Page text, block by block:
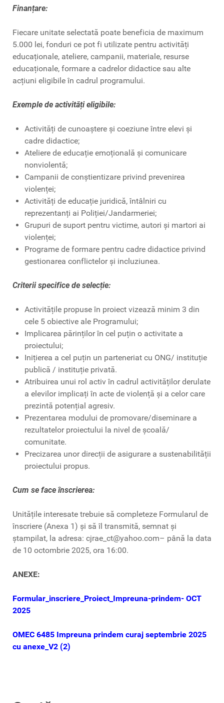
Finanțare:
Fiecare unitate selectată poate beneficia de maximum
5.000 lei, fonduri ce pot fi utilizate pentru activități
educaționale, ateliere, campanii, materiale, resurse
educaționale, formare a cadrelor didactice sau alte
acțiuni eligibile în cadrul programului.
Exemple de activități eligibile:
Activități de cunoaștere și coeziune între elevi și
cadre didactice;
Ateliere de educație emoțională și comunicare
nonviolentă;
Campanii de conștientizare privind prevenirea
violenței;
Activități de educație juridică, întâlniri cu
reprezentanți ai Poliției/Jandarmeriei;
Grupuri de suport pentru victime, autori și martori ai
violenței;
Programe de formare pentru cadre didactice privind
gestionarea conflictelor și incluziunea.
Criterii specifice de selecție:
Activitățile propuse în proiect vizează minim 3 din
cele 5 obiective ale Programului;
Implicarea părinților în cel puțin o activitate a
proiectului;
Inițierea a cel puțin un parteneriat cu ONG/ instituție
publică / instituție privată.
Atribuirea unui rol activ în cadrul activităților derulate
a elevilor implicați în acte de violență și a celor care
prezintă potențial agresiv.
Prezentarea modului de promovare/diseminare a
rezultatelor proiectului la nivel de școală/
comunitate.
Precizarea unor direcții de asigurare a sustenabilității
proiectului propus.
Cum se face înscrierea:
Unitățile interesate trebuie să completeze Formularul de
înscriere (Anexa 1) și să îl transmită, semnat și
ștampilat, la adresa: cjrae_ct@yahoo.com– până la data
de 10 octombrie 2025, ora 16:00.
ANEXE:
Formular_inscriere_Proiect_Impreuna-prindem- OCT
2025
OMEC 6485 Impreuna prindem curaj septembrie 2025
cu anexe_V2 (2)